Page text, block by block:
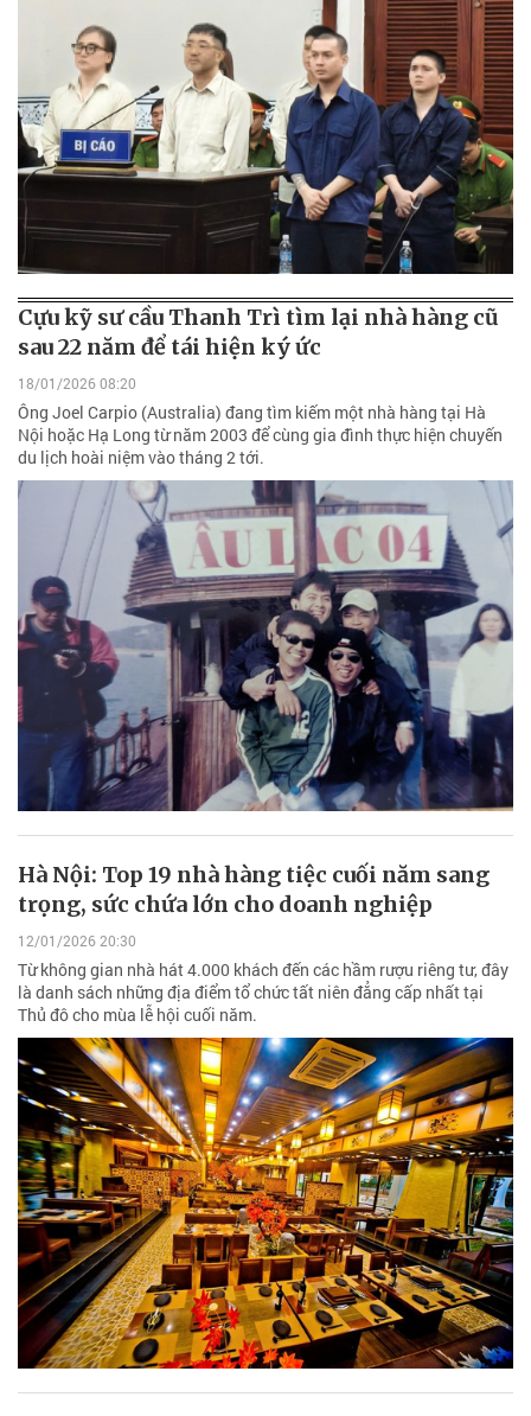
Cựu kỹ sư cầu Thanh Trì tìm lại nhà hàng cũ
sau 22 năm để tái hiện ký ức
18/01/2026 08:20
Ông Joel Carpio (Australia) đang tìm kiếm một nhà hàng tại Hà
Nội hoặc Hạ Long từ năm 2003 để cùng gia đình thực hiện chuyến
du lịch hoài niệm vào tháng 2 tới.
Hà Nội: Top 19 nhà hàng tiệc cuối năm sang
trọng, sức chứa lớn cho doanh nghiệp
12/01/2026 20:30
Từ không gian nhà hát 4.000 khách đến các hầm rượu riêng tư, đây
là danh sách những địa điểm tổ chức tất niên đẳng cấp nhất tại
Thủ đô cho mùa lễ hội cuối năm.